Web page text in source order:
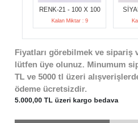
RENK-21 - 100 X 100
Kalan Miktar : 9
Fiyatları görebilmek ve sipariş
lütfen üye olunuz. Minumum
TL ve 5000 tl üzeri
ödeme ücretsizdir.
5.000,00 TL üzeri kargo bedava